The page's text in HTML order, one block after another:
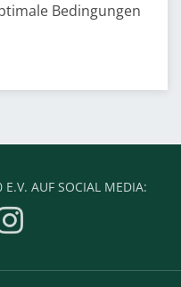
Bedingungen
E.V. AUF SOCIAL MEDIA: